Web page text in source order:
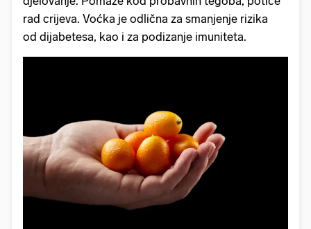
rad crijeva. Voćka je odlična za smanjenje rizika
od dijabetesa, kao i za podizanje imuniteta.